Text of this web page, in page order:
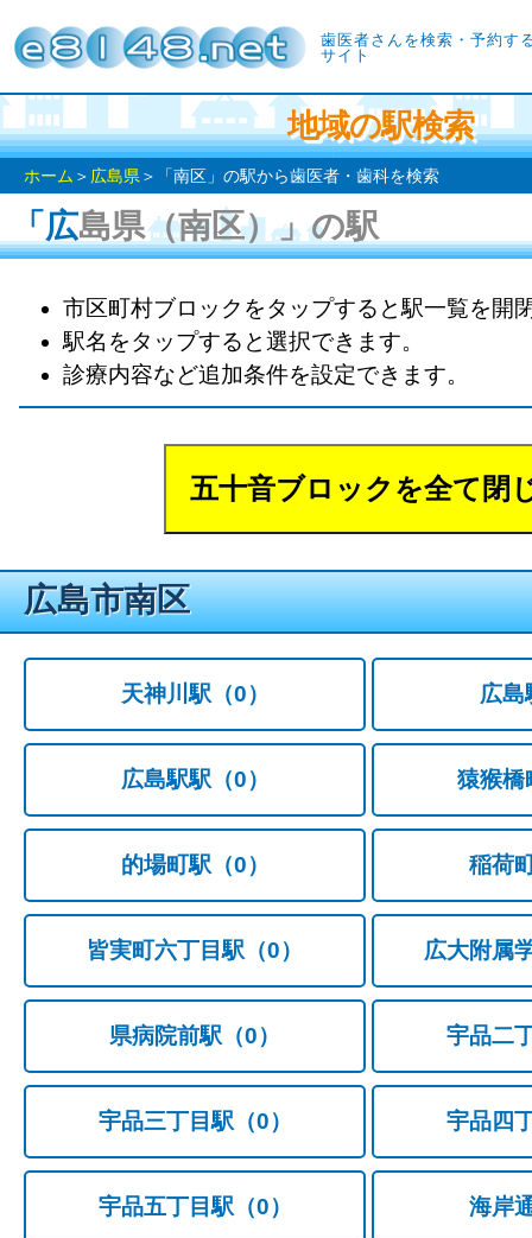
歯医者さんを検索・予約す
サイト
地域の駅検索
ホーム ＞ 広島県 ＞「南区」の駅から歯医者・歯科を検索
「広島県（南区）」の駅
市区町村ブロックをタップすると駅一覧を開
駅名をタップすると選択できます。
診療内容など追加条件を設定できます。
広島市南区
天神川駅 （0） 広島
広島駅駅 （0） 猿猴橋
的場町駅 （0） 稲荷
皆実町六丁目駅 （0） 広大附属
県病院前駅 （0） 宇品二
宇品三丁目駅 （0） 宇品四
宇品五丁目駅 （0） 海岸